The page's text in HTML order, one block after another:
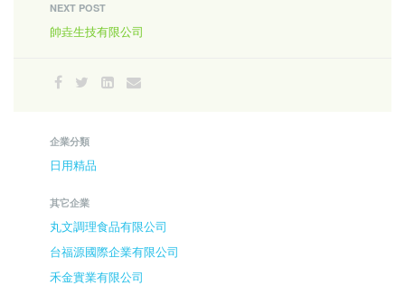
NEXT POST
帥垚生技有限公司
企業分類
日用精品
其它企業
丸文調理食品有限公司
台福源國際企業有限公司
禾金實業有限公司